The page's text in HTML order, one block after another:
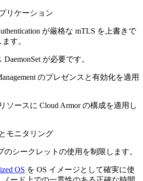
リケーション
が厳格な mTLS を上書きで
す。
が必要です。
のプレゼンスと有効化を適用
ソースに Cloud Armor の構成を適用し
モニタリング
のシークレットの使用を制限します。
OS を OS イメージとして確実に使